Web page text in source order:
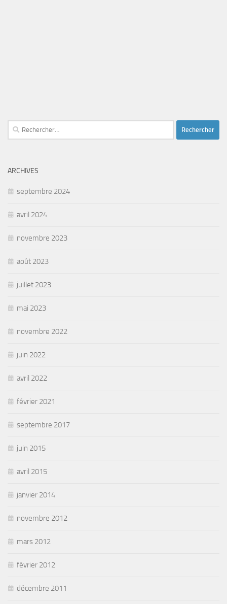
Rechercher :
ARCHIVES
septembre 2024
avril 2024
novembre 2023
août 2023
juillet 2023
mai 2023
novembre 2022
juin 2022
avril 2022
février 2021
septembre 2017
juin 2015
avril 2015
janvier 2014
novembre 2012
mars 2012
février 2012
décembre 2011